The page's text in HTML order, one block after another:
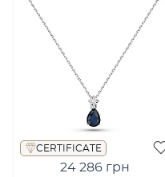
CERTIFICATE
24 286 грн